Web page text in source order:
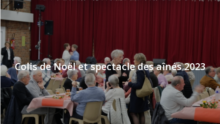
Colis de Noël et spectacle des aînés 2023